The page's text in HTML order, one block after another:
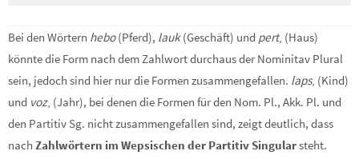
Bei den Wörtern hebo(Pferd), lauk(Geschäft) und pert‚ (Haus)
könnte die Form nach dem Zahlwort durchaus der Nominitav Plural
sein, jedoch sind hier nur die Formen zusammengefallen. laps‚ (Kind)
und voz‚ (Jahr), bei denen die Formen für den Nom. Pl., Akk. Pl. und
den Partitiv Sg. nicht zusammengefallen sind, zeigt deutlich, dass
nach Zahlwörtern im Wepsischen der Partitiv Singularsteht.